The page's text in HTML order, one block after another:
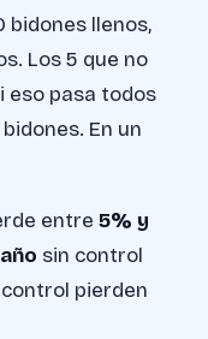
bidones llenos,
Los 5 que no
eso pasa todos
En un
entre 5% y
sin control
pierden